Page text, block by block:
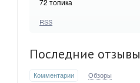
72 топика
RSS
Последние отзывы
Комментарии Обзоры